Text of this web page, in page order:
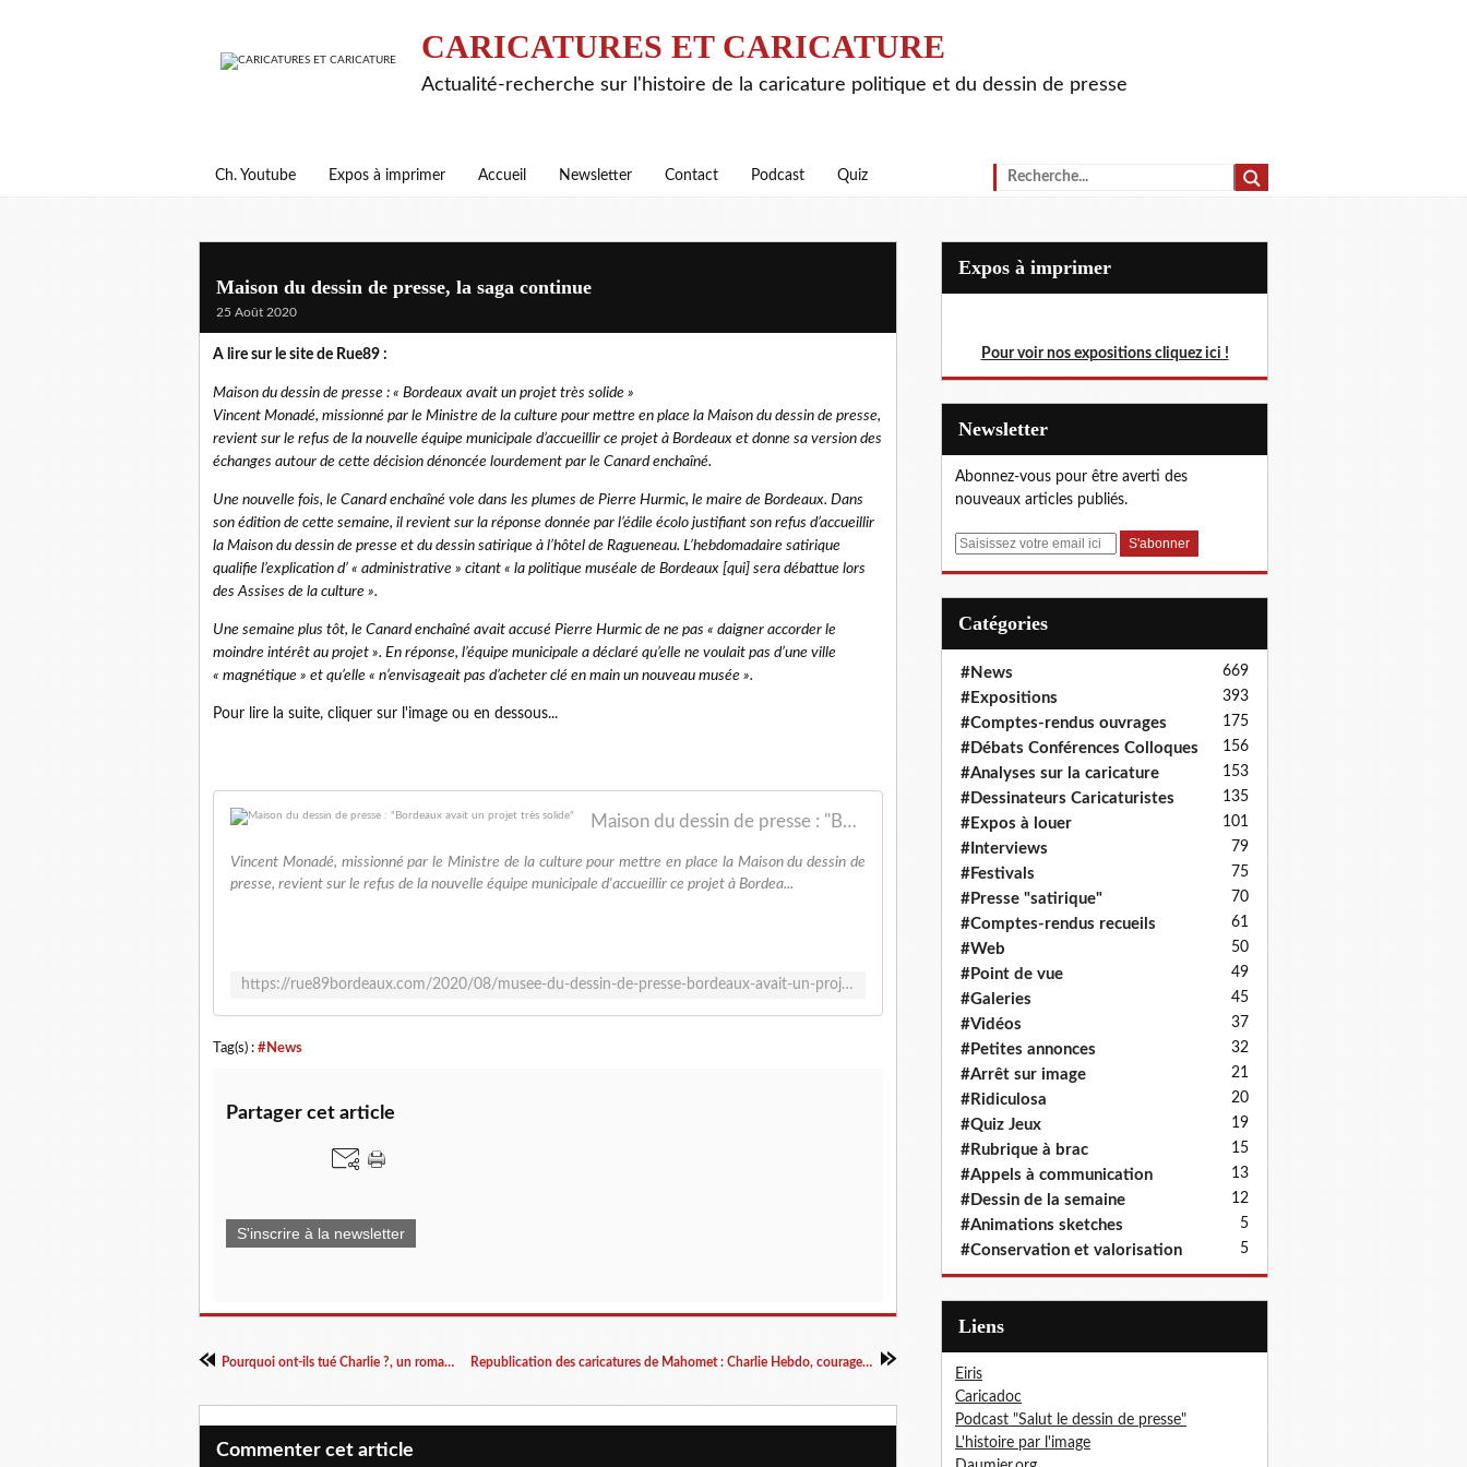
CARICATURES ET CARICATURE
Actualité-recherche sur l'histoire de la caricature politique et du dessin de presse
Ch. Youtube Expos à imprimer Accueil Newsletter Contact Podcast Quiz
Maison du dessin de presse, la saga continue
25 Août 2020
A lire sur le site de Rue89 :
Maison du dessin de presse : « Bordeaux avait un projet très solide »
Vincent Monadé, missionné par le Ministre de la culture pour mettre en place la Maison du dessin de presse,
revient sur le refus de la nouvelle équipe municipale d’accueillir ce projet à Bordeaux et donne sa version des
échanges autour de cette décision dénoncée lourdement par le Canard enchaîné.
Une nouvelle fois, le Canard enchaîné vole dans les plumes de Pierre Hurmic, le maire de Bordeaux. Dans
son édition de cette semaine, il revient sur la réponse donnée par l’édile écolo justifiant son refus d’accueillir
la Maison du dessin de presse et du dessin satirique à l’hôtel de Ragueneau. L’hebdomadaire satirique
qualifie l’explication d’ « administrative » citant « la politique muséale de Bordeaux [qui] sera débattue lors
des Assises de la culture ».
Une semaine plus tôt, le Canard enchaîné avait accusé Pierre Hurmic de ne pas « daigner accorder le
moindre intérêt au projet ». En réponse, l’équipe municipale a déclaré qu’elle ne voulait pas d’une ville
« magnétique » et qu’elle « n’envisageait pas d’acheter clé en main un nouveau musée ».
Pour lire la suite, cliquer sur l'image ou en dessous...
Maison du dessin de presse : "Bordeaux avait un projet très solide"
Vincent Monadé, missionné par le Ministre de la culture pour mettre en place la Maison du dessin de
presse, revient sur le refus de la nouvelle équipe municipale d'accueillir ce projet à Bordea...
https://rue89bordeaux.com/2020/08/musee-du-dessin-de-presse-bordeaux-avait-un-projet-tres-solide/
Tag(s) : #News
Partager cet article
S'inscrire à la newsletter
Pourquoi ont-ils tué Charlie ?, un roman de Guillaume Doizy Republication des caricatures de Mahomet : Charlie Hebdo, courage ou provocation ? (France culture)
Commenter cet article
Expos à imprimer
Pour voir nos expositions cliquez ici !
Newsletter
Abonnez-vous pour être averti des
nouveaux articles publiés.
E
Catégories
#News 669
#Expositions 393
#Comptes-rendus ouvrages 175
#Débats Conférences Colloques 156
#Analyses sur la caricature 153
#Dessinateurs Caricaturistes 135
#Expos à louer 101
#Interviews 79
#Festivals 75
#Presse "satirique" 70
#Comptes-rendus recueils 61
#Web 50
#Point de vue 49
#Galeries 45
#Vidéos 37
#Petites annonces 32
#Arrêt sur image 21
#Ridiculosa 20
#Quiz Jeux 19
#Rubrique à brac 15
#Appels à communication 13
#Dessin de la semaine 12
#Animations sketches 5
#Conservation et valorisation 5
Liens
Eiris
Caricadoc
Podcast "Salut le dessin de presse"
L'histoire par l'image